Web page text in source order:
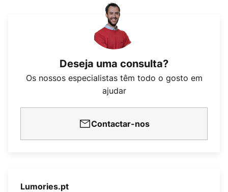
Deseja uma consulta?
Os nossos especialistas têm todo o gosto em
ajudar
Contactar-nos
Lumories.pt